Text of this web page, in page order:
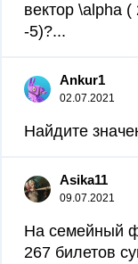
вектор \alpha
-5)?...
Ankur1
02.07.2021
Найдите
Asika11
09.07.2021
На семейный
267 билетов